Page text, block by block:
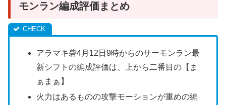
モンラン編成評価まとめ
アラマキ砦4月12日9時からのサーモンラン最
新シフトの編成評価は、上から二番目の【ま
ぁまぁ】
火力はあるものの攻撃モーションが重めの編